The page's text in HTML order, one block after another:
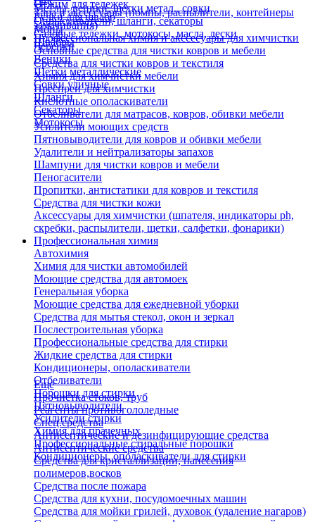
Отжим для тележек
Ручки для швабр
Мопы
Швабры
Метлы, веники, щетки метал., совки
Опрыскиватели, шланги, секаторы
Садовые тележки, мотокосы, масла, лески
Черенки
Веники
Щетки металлические
Совки уличные
Шланги
Секаторы
Мотокосы
Тара и аксессуары (помпы, распылители, контейнеры
замачивания)
Профессиональная химия и акссесуары для химчистки
Основные средства для чистки ковров и мебели
Средства для чистки ковров и текстиля
Химия для химчистки мебели
Преспреи для химчистки
Кислотные ополаскиватели
Отбеливатели для матрасов, ковров, обивки мебели
Усилители моющих средств
Пятновыводители для ковров и обивки мебели
Удалители и нейтрализаторы запахов
Шампуни для чистки ковров и мебели
Пеногасители
Пропитки, антистатики для ковров и текстиля
Средства для чистки кожи
Аксессуары для химчистки (шпателя, индикаторы ph,
скребки, распылители, щетки, салфетки, фонарики)
Профессиональная химия
Автохимия
Химия для чистки автомобилей
Моющие средства для автомоек
Генеральная уборка
Моющие средства для ежедневной уборки
Средства для мытья стекол, окон и зеркал
Послестроительная уборка
Профессиональные средства для стирки
Жидкие средства для стирки
Кондиционеры, ополаскиватели
Отбеливатели
Порошки для стирки
Пятновыводители
Усилители стирки
Химия для прачечных
Профессиональные стиральные порошки
Кондиционеры, ополаскиватели для стирки
Еще
Прочистка стоков, труб
Реагенты противогололедные
Спец.средства
Антисептические и дезинфицирующие средства
Антисептические средства
Средства для кристаллизации, нанесения
полимеров,восков
Средства после пожара
Средства для кухни, посудомоечных машин
Средства для мойки грилей, духовок (удаление нагаров)